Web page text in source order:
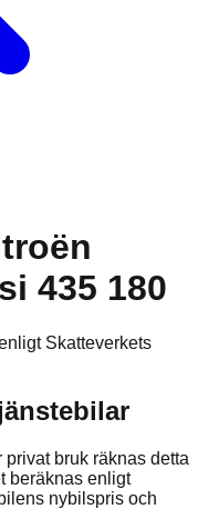
435 180
Skatteverkets
bruk räknas detta
beräknas enligt
nybilspris och